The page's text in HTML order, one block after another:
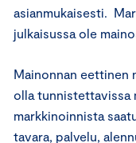
asianmukaisesti.
julkaisussa ole
Mainonnan eettinen
olla tunnistettavissa
markkinoinnista
tavara, palvelu,